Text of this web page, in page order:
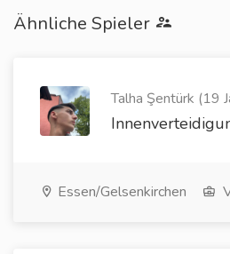
Ähnliche Spieler
Talha Şentürk (19
Essen/Gelsenkirchen